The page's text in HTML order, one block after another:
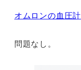
オムロンの血圧計
問題なし。